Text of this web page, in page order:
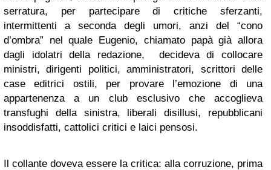
serratura, per partecipare di critiche sferzanti,
intermittenti a seconda degli umori, anzi del “cono
d’ombra” nel quale Eugenio, chiamato papà già allora
dagli idolatri della redazione, decideva di collocare
ministri, dirigenti politici, amministratori, scrittori delle
case editrici ostili, per provare l’emozione di una
appartenenza a un club esclusivo che accoglieva
transfughi della sinistra, liberali disillusi, repubblicani
insoddisfatti, cattolici critici e laici pensosi.
Il collante doveva essere la critica: alla corruzione, prima